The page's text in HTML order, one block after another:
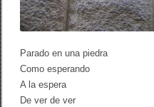
s
d
e
i
o
Parado en una piedra
Como esperando
A la espera
De ver de ver